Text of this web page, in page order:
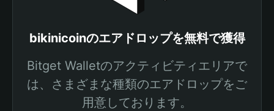
bikinicoinのエアドロップを無料で獲得
Bitget Walletのアクティビティエリアで
は、さまざまな種類のエアドロップをご
用意しております。